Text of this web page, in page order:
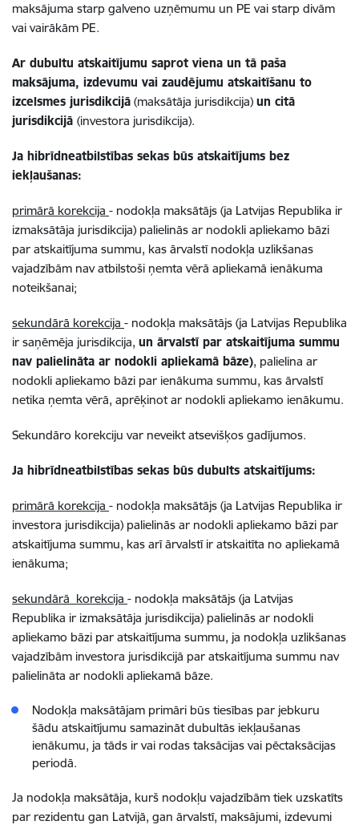
maksājuma starp galveno uzņēmumu un PE vai starp divām
vai vairākām PE.
Ar dubultu atskaitījumu saprot viena un tā paša
maksājuma, izdevumu vai zaudējumu atskaitīšanu to
izcelsmes jurisdikcijā (maksātāja jurisdikcija) un citā
jurisdikcijā (investora jurisdikcija).
Ja hibrīdneatbilstības sekas būs atskaitījums bez
iekļaušanas:
primārā korekcija - nodokļa maksātājs (ja Latvijas Republika ir
izmaksātāja jurisdikcija) palielinās ar nodokli apliekamo bāzi
par atskaitījuma summu, kas ārvalstī nodokļa uzlikšanas
vajadzībām nav atbilstoši ņemta vērā apliekamā ienākuma
noteikšanai;
sekundārā korekcija - nodokļa maksātājs (ja Latvijas Republika
ir saņēmēja jurisdikcija, un ārvalstī par atskaitījuma summu
nav palielināta ar nodokli apliekamā bāze), palielina ar
nodokli apliekamo bāzi par ienākuma summu, kas ārvalstī
netika ņemta vērā, aprēķinot ar nodokli apliekamo ienākumu.
Sekundāro korekciju var neveikt atsevišķos gadījumos.
Ja hibrīdneatbilstības sekas būs dubults atskaitījums:
primārā korekcija - nodokļa maksātājs (ja Latvijas Republika ir
investora jurisdikcija) palielinās ar nodokli apliekamo bāzi par
atskaitījuma summu, kas arī ārvalstī ir atskaitīta no apliekamā
ienākuma;
sekundārā korekcija - nodokļa maksātājs (ja Latvijas
Republika ir izmaksātāja jurisdikcija) palielinās ar nodokli
apliekamo bāzi par atskaitījuma summu, ja nodokļa uzlikšanas
vajadzībām investora jurisdikcijā par atskaitījuma summu nav
palielināta ar nodokli apliekamā bāze.
Nodokļa maksātājam primāri būs tiesības par jebkuru
šādu atskaitījumu samazināt dubultās iekļaušanas
ienākumu, ja tāds ir vai rodas taksācijas vai pēctaksācijas
periodā.
Ja nodokļa maksātāja, kurš nodokļu vajadzībām tiek uzskatīts
par rezidentu gan Latvijā, gan ārvalstī, maksājumi, izdevumi